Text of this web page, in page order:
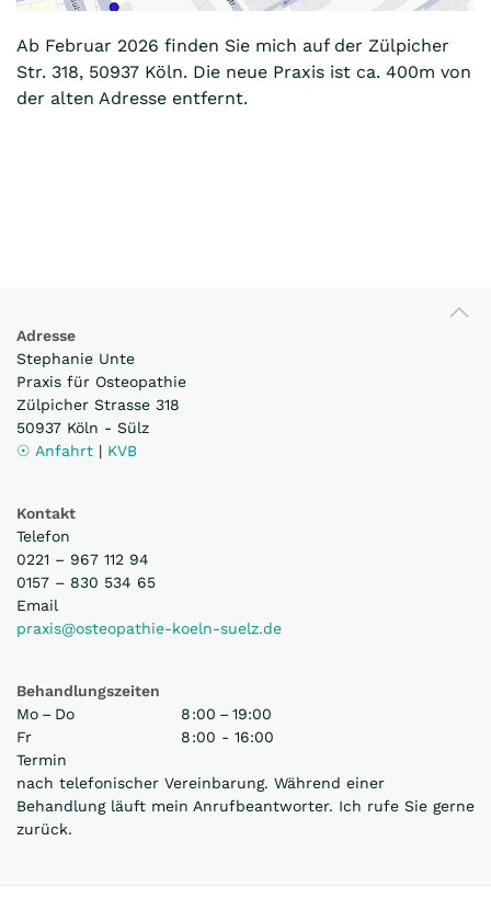
Ab Februar 2026 finden Sie mich auf der Zülpicher
Str. 318, 50937 Köln. Die neue Praxis ist ca. 400m von
der alten Adresse entfernt.
Adresse
Stephanie Unte
Praxis für Osteopathie
Zülpicher Strasse 318
50937 Köln - Sülz
☉ Anfahrt | KVB
Kontakt
Telefon
0221 – 967 112 94
0157 – 830 534 65
Email
praxis@osteopathie-koeln-suelz.de
Behandlungszeiten
Mo – Do
8 :00 – 19:00
Fr
8 :00 - 16:00
Termin
nach telefonischer Vereinbarung. Während einer
Behandlung läuft mein Anrufbeantworter. Ich rufe Sie gerne
zurück.